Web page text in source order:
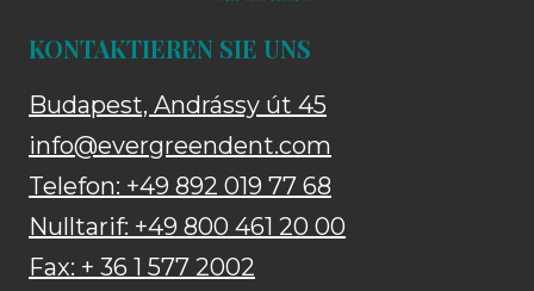
KONTAKTIEREN SIE UNS
Budapest, Andrássy út 45
info@evergreendent.com
Telefon: +49 892 019 77 68
Nulltarif: +49 800 461 20 00
Fax: + 36 1 577 2002